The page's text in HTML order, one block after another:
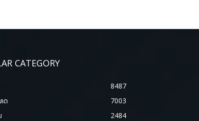
CATEGORY
8487
ດ
7003
2484